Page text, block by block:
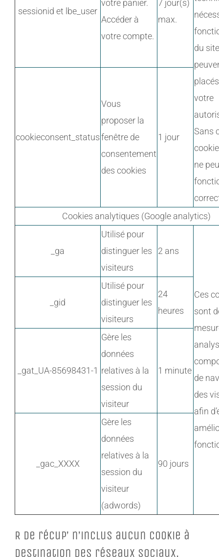
sessionid et lbe_user
votre panier.
Accéder à
votre compte.
7 jour(s)
max.
du
votre
Sans
ne
cookieconsent_status
Vous
proposer la
fenêtre de
consentement
des cookies
1 jour
Cookies analytiques (Google analytics)
_ga
Utilisé pour
distinguer les
visiteurs
2 ans
Ces
sont
de
des
afin
_gid
Utilisé pour
distinguer les
visiteurs
24
heures
_gat_UA-85698431-1
Gère les
données
relatives à la
session du
visiteur
1 minute
_gac_XXXX
Gère les
données
relatives à la
session du
visiteur
(adwords)
90 jours
R de récup’ n’inclus aucun cookie à
destination des réseaux sociaux.